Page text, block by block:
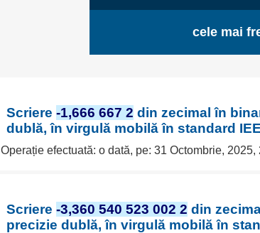
cele mai
Scriere -1,666 667 2 din zecimal în
dublă, în virgulă mobilă în standard
Operație efectuată: o dată, pe: 31 Octombrie,
Scriere -3,360 540 523 002 2 din
precizie dublă, în virgulă mobilă în